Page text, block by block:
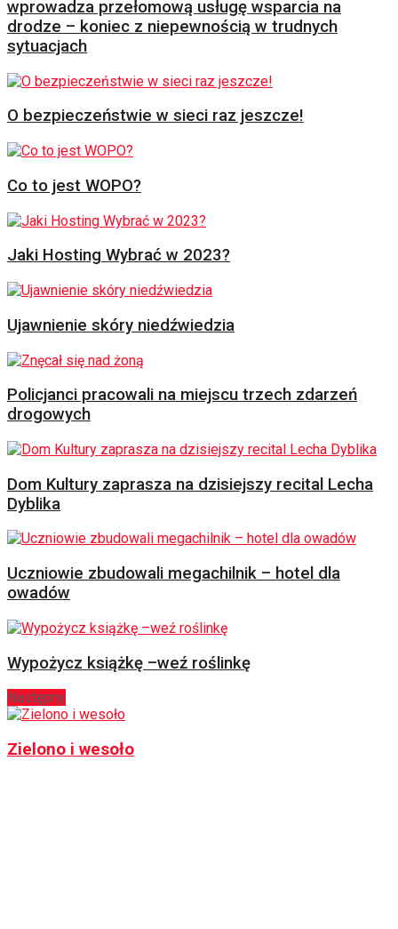
wprowadza przełomową usługę wsparcia na
drodze – koniec z niepewnością w trudnych
sytuacjach
O bezpieczeństwie w sieci raz jeszcze!
Co to jest WOPO?
Jaki Hosting Wybrać w 2023?
Ujawnienie skóry niedźwiedzia
Policjanci pracowali na miejscu trzech zdarzeń
drogowych
Dom Kultury zaprasza na dzisiejszy recital Lecha
Dyblika
Uczniowie zbudowali megachilnik – hotel dla
owadów
Wypożycz książkę –weź roślinkę
Następny
Zielono i wesoło